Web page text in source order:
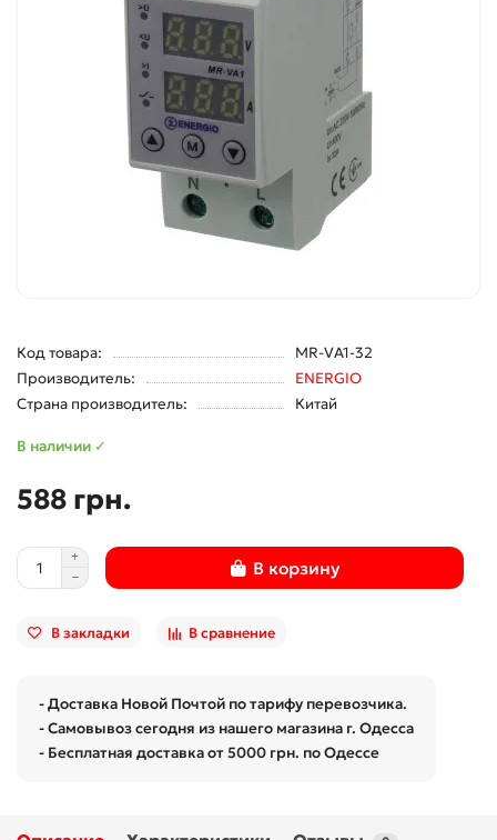
Код товара:
MR-VA1-32
Производитель:
ENERGIO
Страна производитель:
Китай
В наличии ✓
588 грн.
В корзину
В закладки В сравнение
- Доставка Новой Почтой по тарифу перевозчика.
- Самовывоз сегодня из нашего магазина г. Одесса
- Бесплатная доставка от 5000 грн. по Одессе